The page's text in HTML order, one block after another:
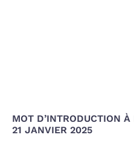
MOT D’INTRODUCTION
21 JANVIER 2025